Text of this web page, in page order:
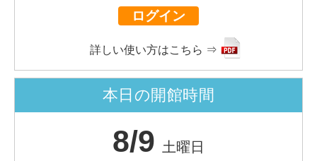
ログイン
詳しい使い方はこちら ⇒
本日の開館時間
8/9 土曜日